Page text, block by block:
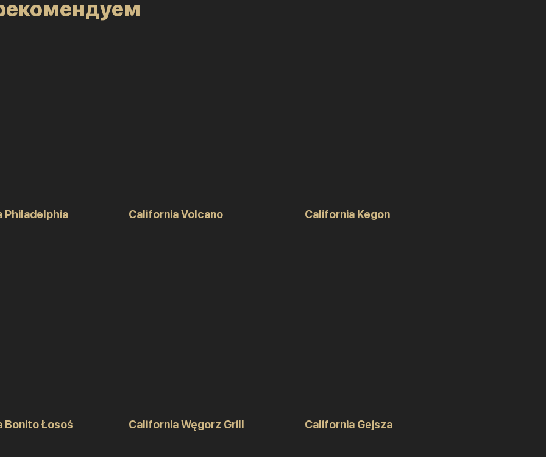
Philadelphia
California Volcano California Kegon
Bonito Łosoś California Węgorz Grill California Gejsza